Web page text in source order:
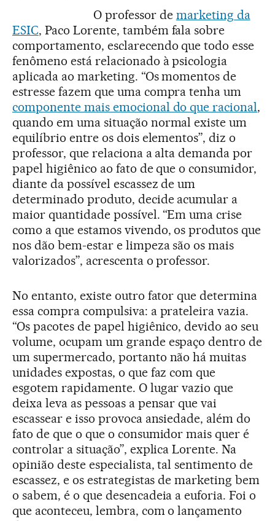
O professor de marketing da
ESIC, Paco Lorente, também fala sobre
comportamento, esclarecendo que todo esse
fenômeno está relacionado à psicologia
aplicada ao marketing. “Os momentos de
estresse fazem que uma compra tenha um
componente mais emocional do que racional,
quando em uma situação normal existe um
equilíbrio entre os dois elementos”, diz o
professor, que relaciona a alta demanda por
papel higiênico ao fato de que o consumidor,
diante da possível escassez de um
determinado produto, decide acumular a
maior quantidade possível. “Em uma crise
como a que estamos vivendo, os produtos que
nos dão bem-estar e limpeza são os mais
valorizados”, acrescenta o professor.
No entanto, existe outro fator que determina
essa compra compulsiva: a prateleira vazia.
“Os pacotes de papel higiênico, devido ao seu
volume, ocupam um grande espaço dentro de
um supermercado, portanto não há muitas
unidades expostas, o que faz com que
esgotem rapidamente. O lugar vazio que
deixa leva as pessoas a pensar que vai
escassear e isso provoca ansiedade, além do
fato de que o que o consumidor mais quer é
controlar a situação”, explica Lorente. Na
opinião deste especialista, tal sentimento de
escassez, e os estrategistas de marketing bem
o sabem, é o que desencadeia a euforia. Foi o
que aconteceu, lembra, com o lançamento